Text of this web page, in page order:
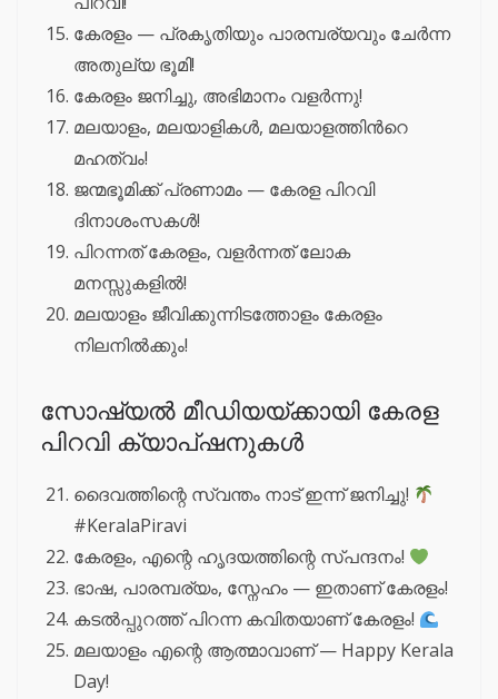
കേരളം — പ്രകൃതിയും പാരമ്പര്യവും ചേർന്ന
അതുല്യ ഭൂമി!
കേരളം ജനിച്ചു, അഭിമാനം വളർന്നു!
മലയാളം, മലയാളികൾ, മലയാളത്തിൻറെ
മഹത്വം!
ജന്മഭൂമിക്ക് പ്രണാമം — കേരള പിറവി
ദിനാശംസകൾ!
പിറന്നത് കേരളം, വളർന്നത് ലോക
മനസ്സുകളിൽ!
മലയാളം ജീവിക്കുന്നിടത്തോളം കേരളം
നിലനിൽക്കും!
സോഷ്യൽ മീഡിയയ്ക്കായി കേരള
പിറവി ക്യാപ്ഷനുകൾ
ദൈവത്തിന്റെ സ്വന്തം നാട് ഇന്ന് ജനിച്ചു!
#KeralaPiravi
കേരളം, എന്റെ ഹൃദയത്തിന്റെ സ്പന്ദനം!
ഭാഷ, പാരമ്പര്യം, സ്നേഹം — ഇതാണ് കേരളം!
കടൽപ്പുറത്ത് പിറന്ന കവിതയാണ് കേരളം!
മലയാളം എന്റെ ആത്മാവാണ് — Happy Kerala
Day!